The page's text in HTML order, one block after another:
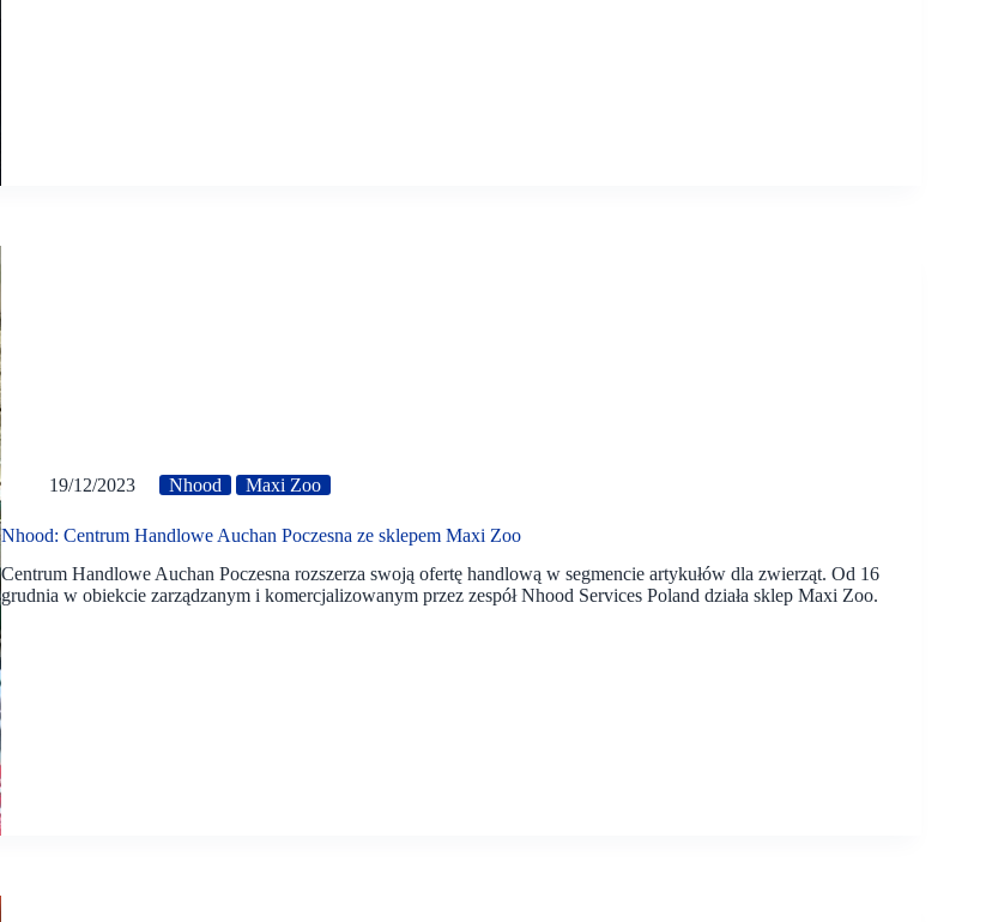
19/12/2023 Nhood Maxi Zoo
Nhood: Centrum Handlowe Auchan Poczesna ze sklepem Maxi Zoo
Centrum Handlowe Auchan Poczesna rozszerza swoją ofertę handlową w segmencie artykułów dla zwierząt. Od 16
grudnia w obiekcie zarządzanym i komercjalizowanym przez zespół Nhood Services Poland działa sklep Maxi Zoo.